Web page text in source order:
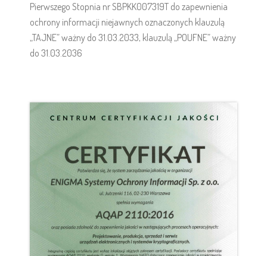
Pierwszego Stopnia nr SBPKK007319T do zapewnienia
ochrony informacji niejawnych oznaczonych klauzulą
„TAJNE” ważny do 31.03.2033, klauzulą „POUFNE” ważny
do 31.03.2036